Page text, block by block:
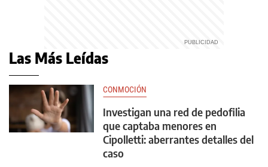
Las Más Leídas
CONMOCIÓN
Investigan una red de pedofilia
que captaba menores en
Cipolletti: aberrantes detalles del
caso